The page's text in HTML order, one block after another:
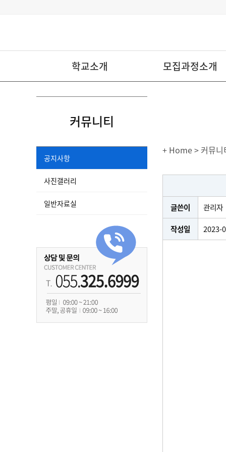
학교소개 모집과정소개
커뮤니티
공지사항
사진갤러리
일반자료실
+ Home> 커뮤니
글쓴이
관리자
작성일
2023-